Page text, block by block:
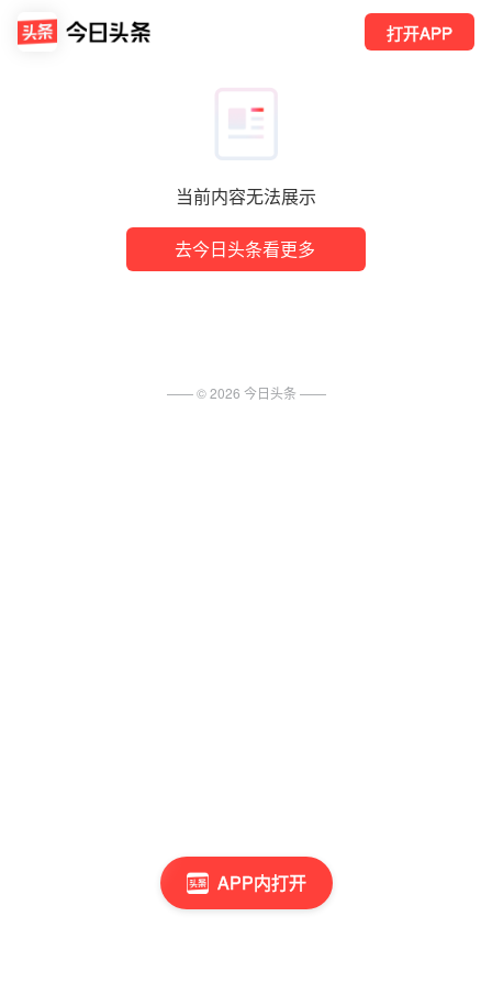
当前内容无法展示
去今日头条看更多
打开APP
APP内打开
—— ©2026 今日头条 ——